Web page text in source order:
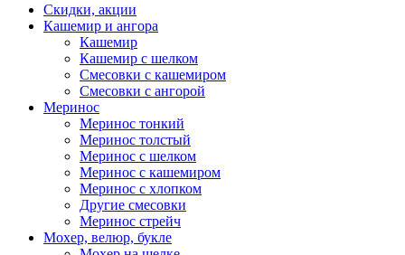
Скидки, акции
Кашемир и ангора
Кашемир
Кашемир с шелком
Смесовки с кашемиром
Смесовки с ангорой
Меринос
Меринос тонкий
Меринос толстый
Меринос с шелком
Меринос с кашемиром
Меринос с хлопком
Другие смесовки
Меринос стрейч
Мохер, велюр, букле